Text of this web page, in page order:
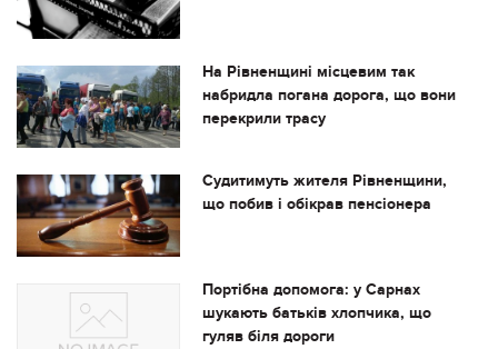
На Рівненщині місцевим так
набридла погана дорога, що вони
перекрили трасу
Судитимуть жителя Рівненщини,
що побив і обікрав пенсіонера
Портібна допомога: у Сарнах
шукають батьків хлопчика, що
гуляв біля дороги